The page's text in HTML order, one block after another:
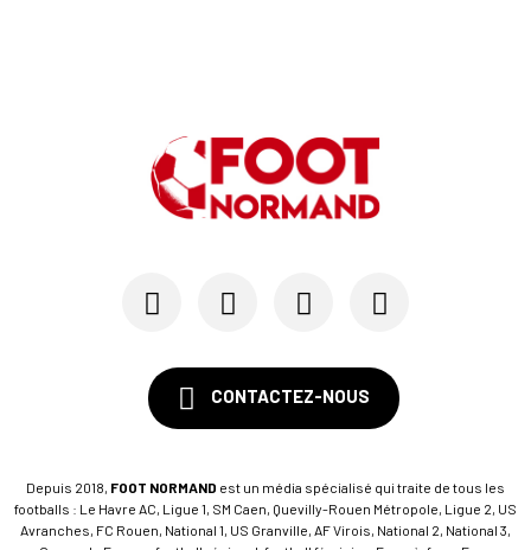
CONTACTEZ-NOUS
Depuis 2018, FOOT NORMAND est un média spécialisé qui traite de tous les
footballs : Le Havre AC, Ligue 1, SM Caen, Quevilly-Rouen Métropole, Ligue 2, US
Avranches, FC Rouen, National 1, US Granville, AF Virois, National 2, National 3,